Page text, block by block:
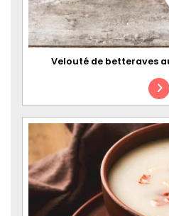
Velouté de betteraves